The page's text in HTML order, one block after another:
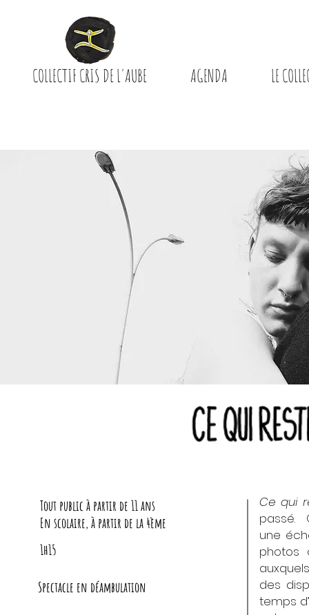
COLLECTIF CRIS DE L'AUBE AGENDA LE
Tout public à partir de 11 ans
En scolaire, à partir de la 4ème
1h15
Spectacle en déambulation
Ce qui
passé.
une
photos
des
temps